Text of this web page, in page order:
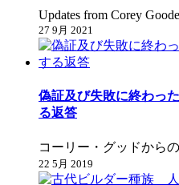
Updates from Corey
27 9月 2021
偽証及び失敗に終わっ
る返答
コーリー・グッドから
22 5月 2019